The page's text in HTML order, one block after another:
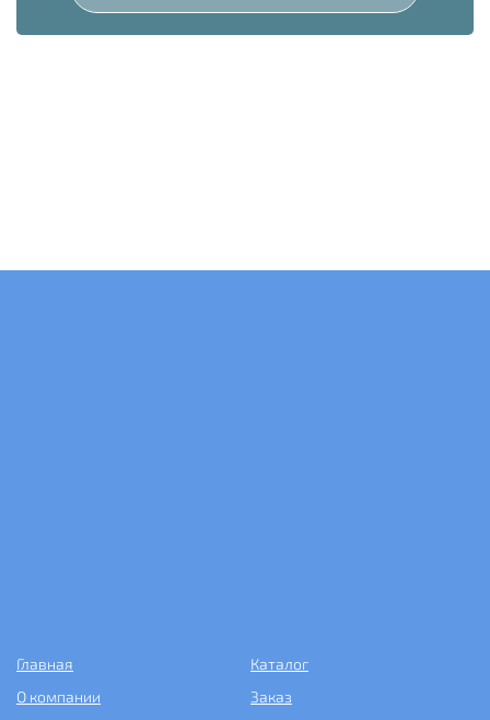
Главная
Каталог
О компании
Заказ